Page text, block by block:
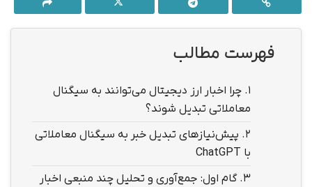
فهرست مطالب
1. چرا اخبار ارز دیجیتال می‌توانند به سیگنال
معاملاتی تبدیل شوند؟
2. پیش‌نیازهای تبدیل خبر به سیگنال معاملاتی
با ChatGPT
3. گام اول: جمع‌آوری و تحلیل چند منبعی اخبار